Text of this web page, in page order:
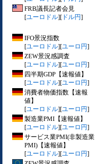
FRB議長記者会見
[ユーロドル][ ドル円]
IFO景況指数
[ユーロドル][ユーロ円]
ZEW景況感調査
[ユーロドル][ユーロ円]
四半期GDP【速報値】
[ユーロドル][ユーロ円]
消費者物価指数【速報
値】
[ユーロドル][ユーロ円]
製造業PMI【速報値】
[ユーロドル][ユーロ円]
サービス業PMI(非製造業
PMI)【速報値】
[ユーロドル][ユーロ円]